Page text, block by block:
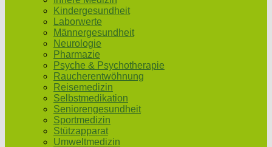
Kindergesundheit
Laborwerte
Männergesundheit
Neurologie
Pharmazie
Psyche & Psychotherapie
Raucherentwöhnung
Reisemedizin
Selbstmedikation
Seniorengesundheit
Sportmedizin
Stützapparat
Umweltmedizin